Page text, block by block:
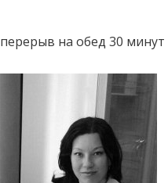
перерыв на обед 30 минут